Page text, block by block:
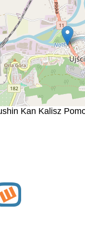
Kan Kalisz